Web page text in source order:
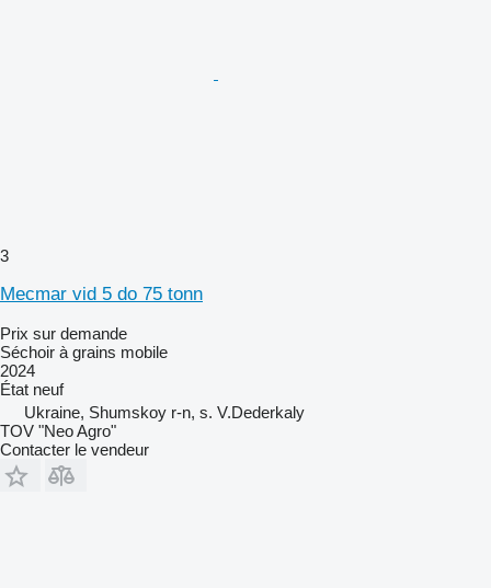
3
Mecmar vid 5 do 75 tonn
Prix sur demande
Séchoir à grains mobile
2024
État neuf
Ukraine, Shumskoy r-n, s. V.Dederkaly
TOV "Neo Agro"
Contacter le vendeur